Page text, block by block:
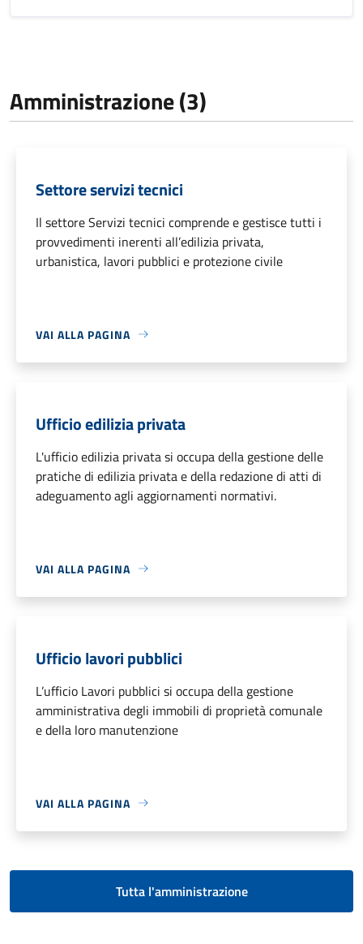
Amministrazione (3)
Settore servizi tecnici
Il settore Servizi tecnici comprende e gestisce tutti i
provvedimenti inerenti all’edilizia privata,
urbanistica, lavori pubblici e protezione civile
VAI ALLA PAGINA
Ufficio edilizia privata
L'ufficio edilizia privata si occupa della gestione delle
pratiche di edilizia privata e della redazione di atti di
adeguamento agli aggiornamenti normativi.
VAI ALLA PAGINA
Ufficio lavori pubblici
L’ufficio Lavori pubblici si occupa della gestione
amministrativa degli immobili di proprietà comunale
e della loro manutenzione
VAI ALLA PAGINA
Tutta l'amministrazione